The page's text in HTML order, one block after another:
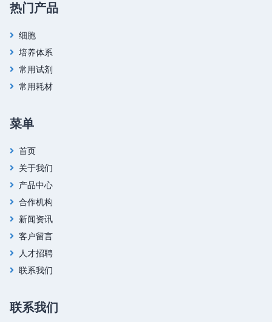
热门产品
细胞
培养体系
常用试剂
常用耗材
菜单
首页
关于我们
产品中心
合作机构
新闻资讯
客户留言
人才招聘
联系我们
联系我们